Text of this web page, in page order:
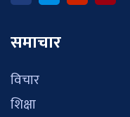
समाचार
विचार
शिक्षा